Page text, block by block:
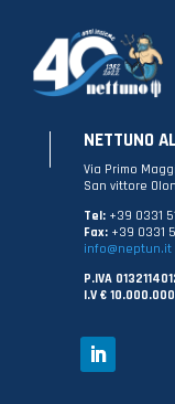
NETTUNO
Via Primo
San vittore
Tel: +39 0331
Fax: +39 0331
info@neptun.it
P.IVA
I.V €